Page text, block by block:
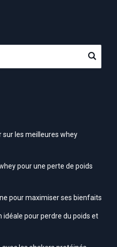
sur les meilleures whey
pour une perte de poids
pour maximiser ses bienfaits
idéale pour perdre du poids et